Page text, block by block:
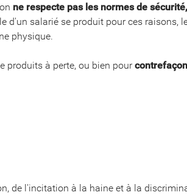
ne respecte pas les normes de
salarié se produit pour ces raisons,
physique.
produits à perte, ou bien pourcontrefaçon
de l'incitation à la haine et à la